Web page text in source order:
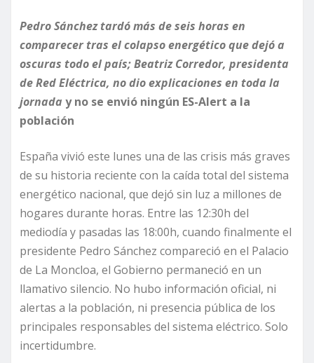
Pedro Sánchez tardó más de seis horas en
comparecer tras el colapso energético que dejó a
oscuras todo el país; Beatriz Corredor, presidenta
de Red Eléctrica, no dio explicaciones en toda la
jornada y no se envió ningún ES-Alert a la
población
España vivió este lunes una de las crisis más graves
de su historia reciente con la caída total del sistema
energético nacional, que dejó sin luz a millones de
hogares durante horas. Entre las 12:30h del
mediodía y pasadas las 18:00h, cuando finalmente el
presidente Pedro Sánchez compareció en el Palacio
de La Moncloa, el Gobierno permaneció en un
llamativo silencio. No hubo información oficial, ni
alertas a la población, ni presencia pública de los
principales responsables del sistema eléctrico. Solo
incertidumbre.